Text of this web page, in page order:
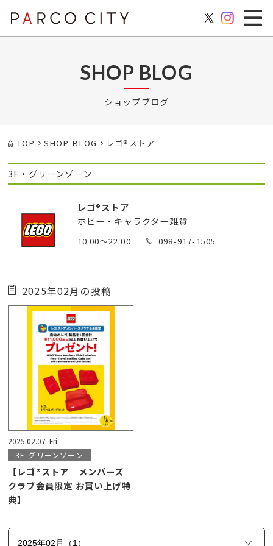
SHOP BLOG
ショップブログ
TOP SHOP BLOG レゴ®ストア
3F・グリーンゾーン
レゴ®ストア
ホビー・キャラクター雑貨
10:00～22:00 098-917-1505
2025年02月の投稿
2025.02.07 Fri.
3F グリーンゾーン
【レゴ®ストア メンバーズ
クラブ会員限定 お買い上げ特
典】